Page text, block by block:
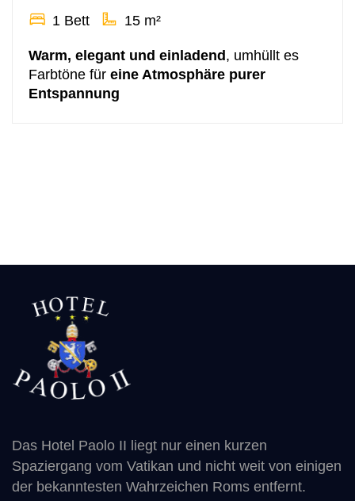
1 Bett 15 m²
Warm, elegant und einladend , umhüllt es
Farbtöne für eine Atmosphäre purer
Entspannung
Das Hotel Paolo II liegt nur einen kurzen
Spaziergang vom Vatikan und nicht weit von einigen
der bekanntesten Wahrzeichen Roms entfernt.